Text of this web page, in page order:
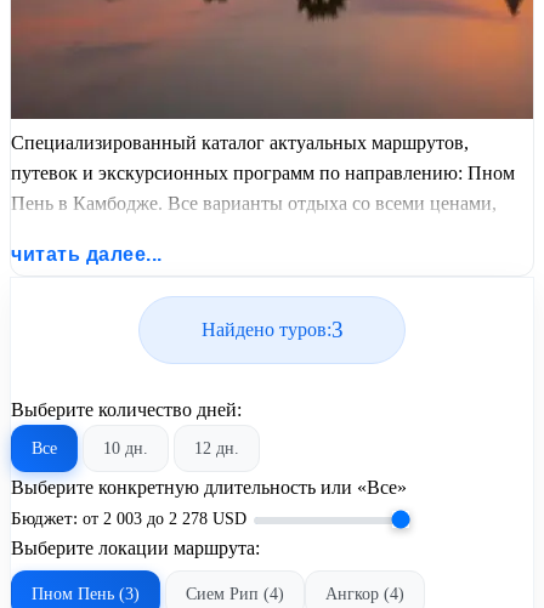
Специализированный каталог актуальных маршрутов,
путевок и экскурсионных программ по направлению: Пном
Пень в Камбодже. Все варианты отдыха со всеми ценами,
графиком заездов от United Travel Systems.
читать далее...
Найдено туров:3
Выберите количество дней:
Все 10 дн. 12 дн.
Выберите конкретную длительность или «Все»
Бюджет: от 2 003 до 2 278 USD
Выберите локации маршрута:
Пном Пень (3) Сием Рип (4) Ангкор (4)